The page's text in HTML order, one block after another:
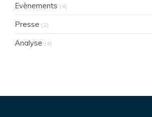
Evènements (4)
Presse (2)
Analyse (4)